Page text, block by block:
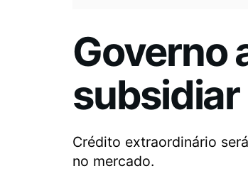
Governo
subsidiar
Crédito extraordinário
no mercado.